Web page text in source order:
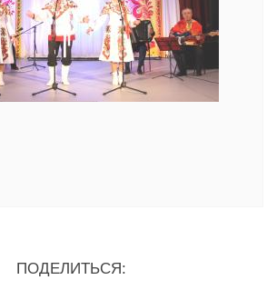
ПОДЕЛИТЬСЯ: